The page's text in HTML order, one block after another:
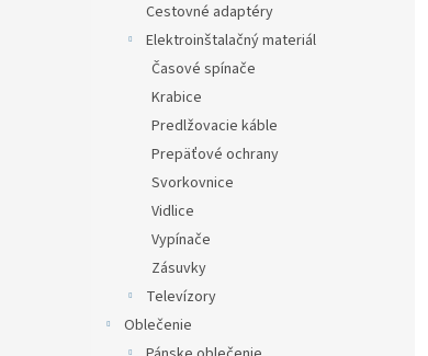
Cestovné adaptéry
Elektroinštalačný materiál
Časové spínače
Krabice
Predlžovacie káble
Prepäťové ochrany
Svorkovnice
Vidlice
Vypínače
Zásuvky
Televízory
Oblečenie